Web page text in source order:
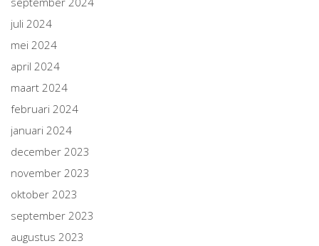
juli 2024
mei 2024
april 2024
maart 2024
februari 2024
januari 2024
december 2023
november 2023
oktober 2023
september 2023
augustus 2023